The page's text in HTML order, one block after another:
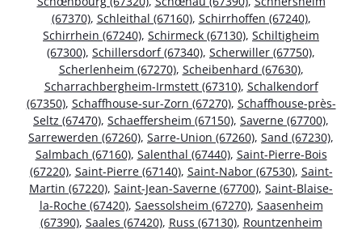
(67370), Schleithal (67160), Schirrhoffen (67240),
Schirrhein (67240), Schirmeck (67130), Schiltigheim
(67300), Schillersdorf (67340), Scherwiller (67750),
Scherlenheim (67270), Scheibenhard (67630),
Scharrachbergheim-Irmstett (67310), Schalkendorf
(67350), Schaffhouse-sur-Zorn (67270), Schaffhouse-près-
Seltz (67470), Schaeffersheim (67150), Saverne (67700),
Sarrewerden (67260), Sarre-Union (67260), Sand (67230),
Salmbach (67160), Salenthal (67440), Saint-Pierre-Bois
(67220), Saint-Pierre (67140), Saint-Nabor (67530), Saint-
Martin (67220), Saint-Jean-Saverne (67700), Saint-Blaise-
la-Roche (67420), Saessolsheim (67270), Saasenheim
(67390), Saales (67420), Russ (67130), Rountzenheim